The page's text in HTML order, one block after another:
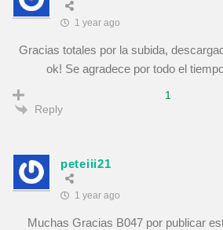
1 year ago
Gracias totales por la subida,
ok! Se agradece por todo el
1
Reply
peteiii21
1 year ago
Muchas Gracias B047 por publicar